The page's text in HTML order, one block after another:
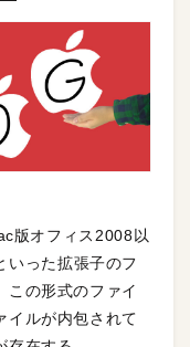
版オフィス2008以
った拡張子のフ
この形式のファイ
イルが内包されて